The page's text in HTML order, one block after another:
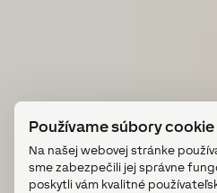
Používame súbory cookie
Na našej webovej stránke
sme zabezpečili jej správne
poskytli vám kvalitné